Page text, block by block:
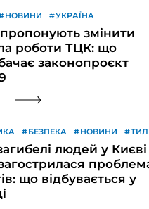
НОВИНИ УКРАЇНА
змінити
роботи ТЦК: що
законопроєкт
БЕЗПЕКА НОВИНИ ТИЛ
людей у Києві
що відбувається у